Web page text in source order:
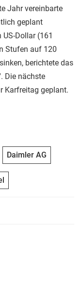
Jahr vereinbarte
geplant
Dollar (161
Stufen auf 120
berichtete das
Die nächste
Karfreitag geplant.
Daimler AG